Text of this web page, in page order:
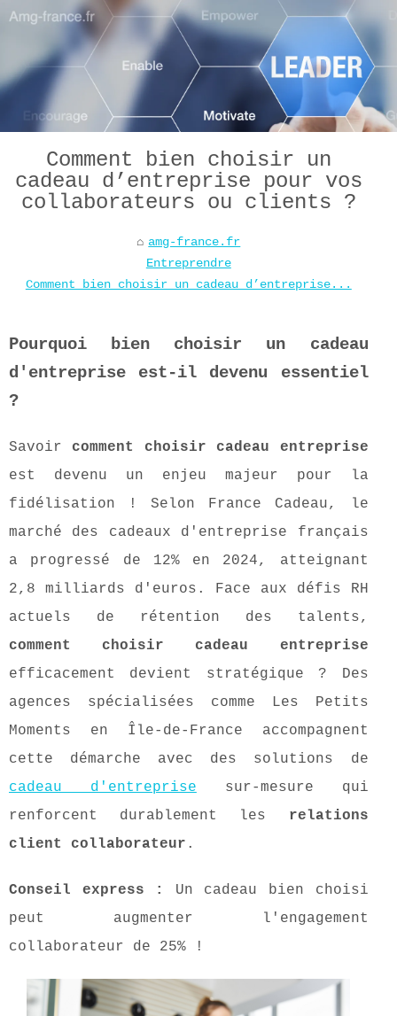
Comment bien choisir un
cadeau d’entreprise pour vos
collaborateurs ou clients ?
amg-france.fr
Entreprendre
Comment bien choisir un cadeau d’entreprise...
Pourquoi bien choisir un cadeau
d'entreprise est-il devenu essentiel
?
Savoir comment choisir cadeau entreprise
est devenu un enjeu majeur pour la
fidélisation ! Selon France Cadeau, le
marché des cadeaux d'entreprise français
a progressé de 12% en 2024, atteignant
2,8 milliards d'euros. Face aux défis RH
actuels de rétention des talents,
comment choisir cadeau entreprise
efficacement devient stratégique ? Des
agences spécialisées comme Les Petits
Moments en Île-de-France accompagnent
cette démarche avec des solutions de
cadeau d'entreprise sur-mesure qui
renforcent durablement les relations
client collaborateur .
Conseil express :
Un cadeau bien choisi
peut augmenter l'engagement
collaborateur de 25% !